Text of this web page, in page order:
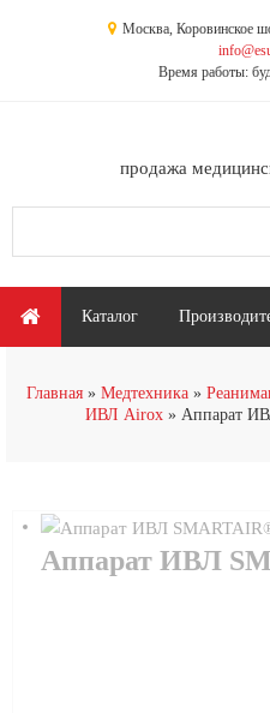
Москва, Коровинское
Время работы:
продажа
Главное меню
Каталог
Главная Медтехника
ИВЛ Airox
Аппарат
Аппарат ИВЛ